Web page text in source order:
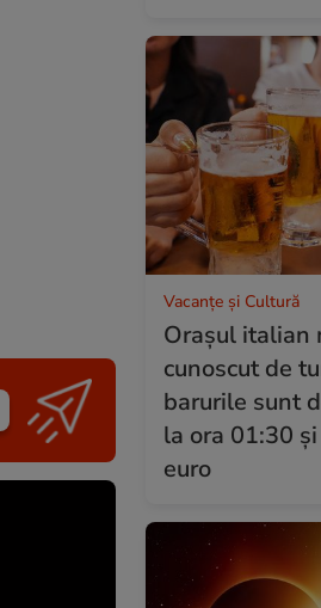
Vacanțe și Cultură
Orașul italian
cunoscut de
barurile sunt
la ora 01:30
euro